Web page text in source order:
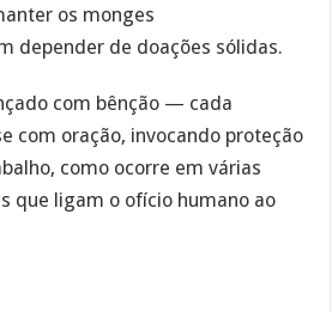
os monges
depender de doações sólidas.
com bênção — cada
com oração, invocando proteção
como ocorre em várias
que ligam o ofício humano ao